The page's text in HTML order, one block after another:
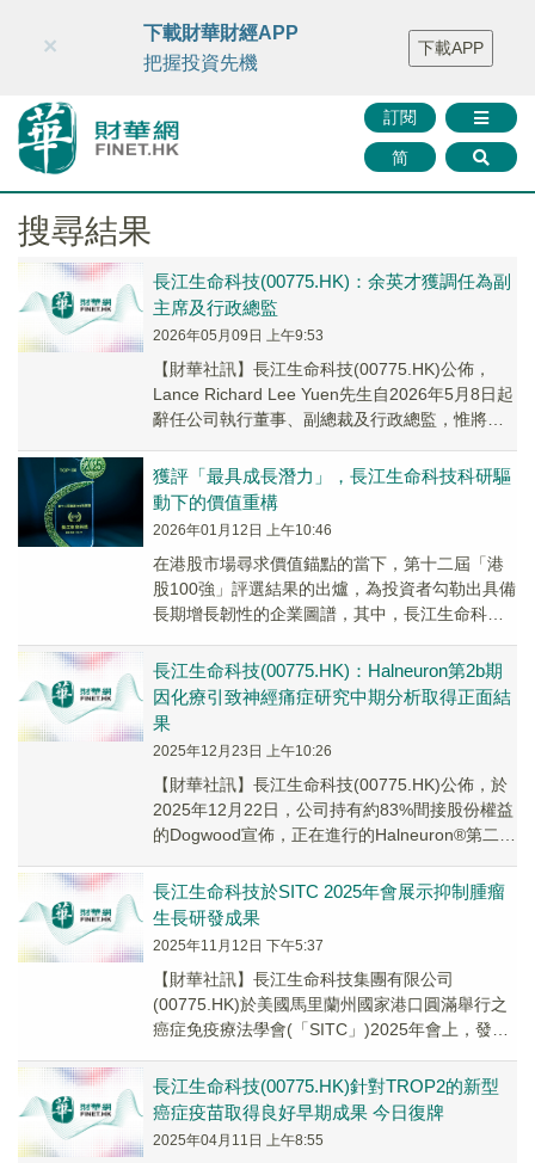
財華智庫網 FINTV FINMETA 財華證券 媒體矩陣
智庫沙龍
聯絡我們
訂閱
简
×
下載財華財經APP
把握投資先機
下載APP
搜尋結果
長江生命科技(00775.HK)：余英才獲調任為副
主席及行政總監
2026年05月09日 上午9:53
【財華社訊】長江生命科技(00775.HK)公佈，
Lance Richard Lee Yuen先生自2026年5月8日起
辭任公司執行董事、副總裁及行政總監，惟將繼
獲評「最具成長潛力」，長江生命科技科研驅
動下的價值重構
2026年01月12日 上午10:46
在港股市場尋求價值錨點的當下，第十二屆「港
股100強」評選結果的出爐，為投資者勾勒出具備
長期增長韌性的企業圖譜，其中，長江生命科技
長江生命科技(00775.HK)：Halneuron第2b期
因化療引致神經痛症研究中期分析取得正面結
果
2025年12月23日 上午10:26
【財華社訊】長江生命科技(00775.HK)公佈，於
2025年12月22日，公司持有約83%間接股份權益
的Dogwood宣佈，正在進行的Halneuron®第二b
長江生命科技於SITC 2025年會展示抑制腫瘤
生長研發成果
2025年11月12日 下午5:37
【財華社訊】長江生命科技集團有限公司
(00775.HK)於美國馬里蘭州國家港口圓滿舉行之
癌症免疫療法學會(「SITC」)2025年會上，發表
長江生命科技(00775.HK)針對TROP2的新型
癌症疫苗取得良好早期成果 今日復牌
2025年04月11日 上午8:55